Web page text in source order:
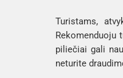
Turistams,
Rekomenduoju
piliečiai gali
neturite